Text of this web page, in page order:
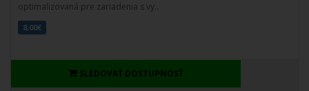
optimalizovaná pre zariadenia s vy..
8,00€
SLEDOVAŤ DOSTUPNOSŤ